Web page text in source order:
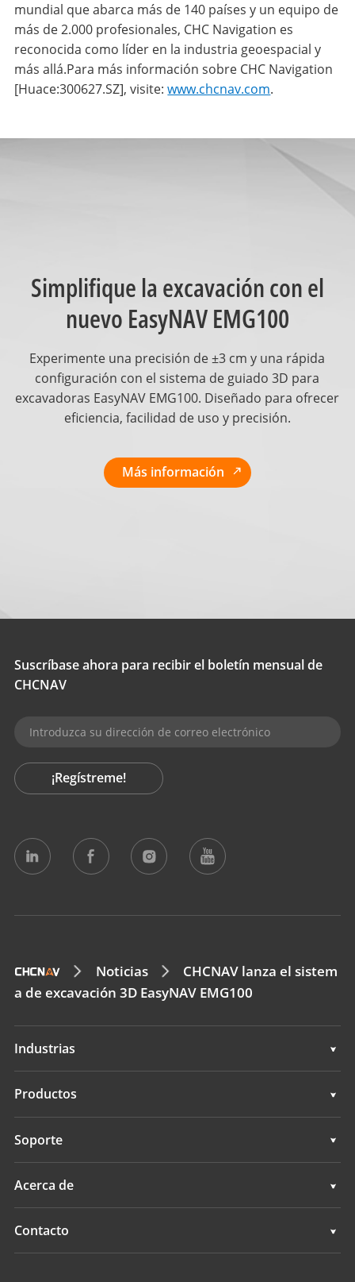
mundial que abarca más de 140 países y un equipo de
más de 2.000 profesionales, CHC Navigation es
reconocida como líder en la industria geoespacial y
más allá.Para más información sobre CHC Navigation
[Huace:300627.SZ], visite:www.chcnav.com.
Simplifique la excavación con el
nuevo EasyNAV EMG100
Experimente una precisión de ±3 cm y una rápida
configuración con el sistema de guiado 3D para
excavadoras EasyNAV EMG100. Diseñado para ofrecer
eficiencia, facilidad de uso y precisión.
Más información
Suscríbase ahora para recibir el boletín mensual de
CHCNAV
¡Regístreme!
Noticias
CHCNAV lanza el sistem
a de excavación 3D EasyNAV EMG100
Industrias
Geoespacial
Navegación
Productos
Navegación
Soporte
Soporte
Acerca de
Descripción general
Contacto